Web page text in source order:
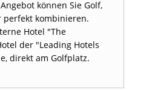
können Sie Golf,
kombinieren.
Hotel "The
der "Leading Hotels
direkt am Golfplatz.